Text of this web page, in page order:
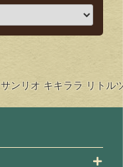
ンリオ キキララ リトル